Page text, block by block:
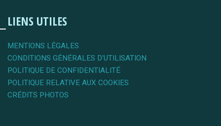
LIENS UTILES
MENTIONS LÉGALES
CONDITIONS GÉNÉRALES D'UTILISATION
POLITIQUE DE CONFIDENTIALITÉ
POLITIQUE RELATIVE AUX COOKIES
CRÉDITS PHOTOS